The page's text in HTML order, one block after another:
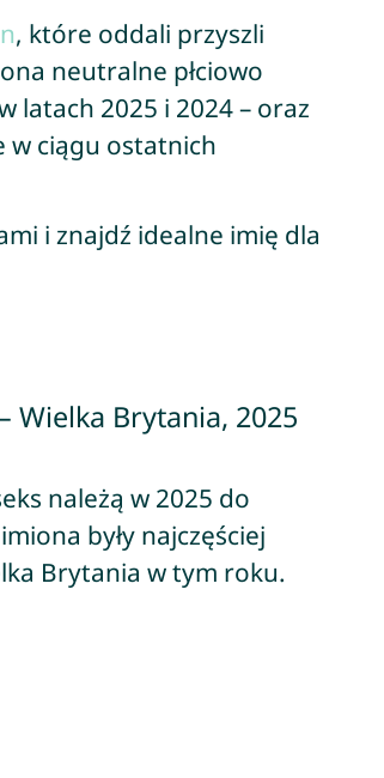
, które oddali przyszli
neutralne płciowo
latach 2025 i 2024 – oraz
w ciągu ostatnich
i znajdź idealne imię dla
Wielka Brytania, 2025
należą w 2025 do
były najczęściej
Brytania w tym roku.